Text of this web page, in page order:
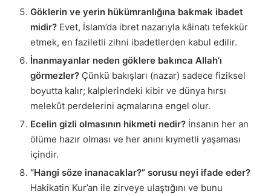
Göklerin ve yerin hükümranlığına bakmak ibadet
midir? Evet, İslam’da ibret nazarıyla kâinatı tefekkür
etmek, en faziletli zihni ibadetlerden kabul edilir.
İnanmayanlar neden göklere bakınca Allah’ı
görmezler? Çünkü bakışları (nazar) sadece fiziksel
boyutta kalır; kalplerindeki kibir ve dünya hırsı
melekût perdelerini açmalarına engel olur.
Ecelin gizli olmasının hikmeti nedir? İnsanın her an
ölüme hazır olması ve her anını kıymetli yaşaması
içindir.
“Hangi söze inanacaklar?” sorusu neyi ifade eder?
Hakikatin Kur’an ile zirveye ulaştığını ve bunu